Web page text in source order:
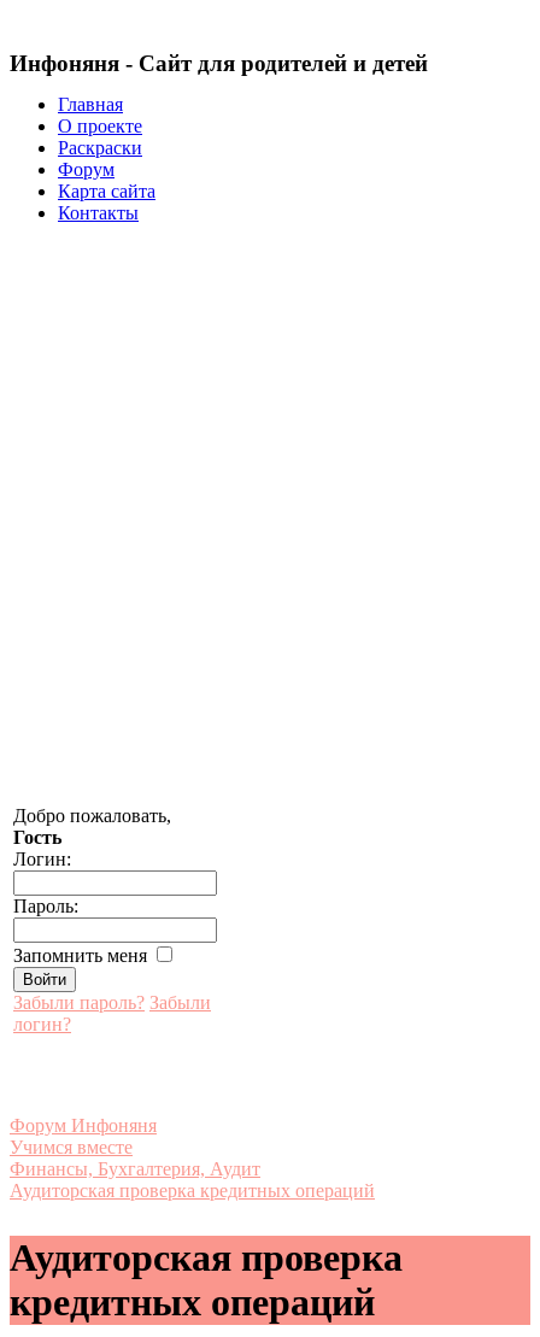
Инфоняня - Сайт для родителей и детей
Главная
О проекте
Раскраски
Форум
Карта сайта
Контакты
Добро пожаловать,
Гость
Логин:
Пароль:
Запомнить меня
Забыли пароль? Забыли
логин?
Форум Инфоняня
Учимся вместе
Финансы, Бухгалтерия, Аудит
Аудиторская проверка кредитных операций
Аудиторская проверка
кредитных операций